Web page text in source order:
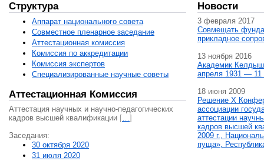
Структура
Аппарат национального совета
Совместное пленарное заседание
Аттестационная комисcия
Комиссия по аккредитации
Комиссия экспертов
Специализированные научные советы
Аттестационная Комиссия
Аттестация научных и научно-педагогических
кадров высшей квалификации […]
Заседания:
30 октября 2020
31 июля 2020
Новости
3 февраля 2017
Совмещать
прикладное
13 ноября 2016
Академик
апреля 1931 — 11
18 июня 2009
Решение X
ассоциации
аттестации
кадров высшей
2009 г.,
пуща»,